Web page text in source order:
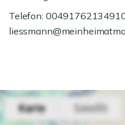
Telefon: